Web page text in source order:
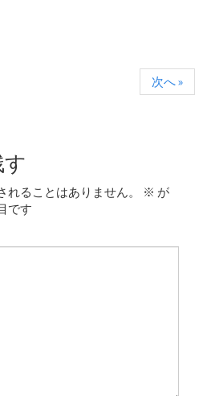
次へ »
れることはありません。 ※ が
です